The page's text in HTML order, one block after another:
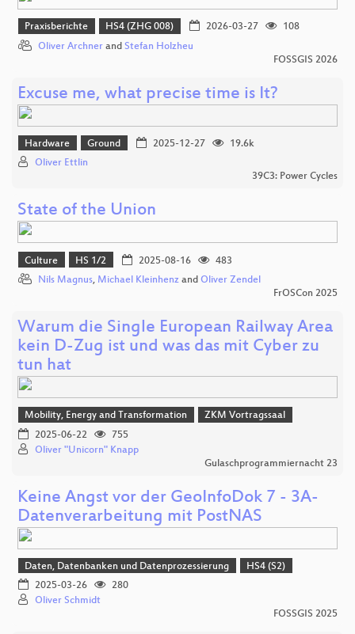
Praxisberichte HS4 (ZHG 008) 2026-03-27
108
Oliver Archner and Stefan Holzheu
FOSSGIS 2026
Excuse me, what precise time is It?
Hardware Ground 2025-12-27
19.6k
Oliver Ettlin
39C3: Power Cycles
State of the Union
Culture HS 1/2 2025-08-16
483
Nils Magnus, Michael Kleinhenz and Oliver Zendel
FrOSCon 2025
Warum die Single European Railway Area
kein D-Zug ist und was das mit Cyber zu
tun hat
Mobility, Energy and Transformation
ZKM Vortragssaal
2025-06-22
755
Oliver "Unicorn" Knapp
Gulaschprogrammiernacht 23
Keine Angst vor der GeoInfoDok 7 - 3A-
Datenverarbeitung mit PostNAS
Daten, Datenbanken und Datenprozessierung
HS4 (S2)
2025-03-26
280
Oliver Schmidt
FOSSGIS 2025